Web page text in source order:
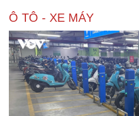
Ô TÔ - XE MÁY